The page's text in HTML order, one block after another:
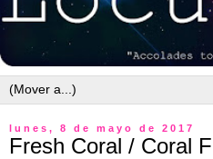
lunes, 8 de mayo de 2017
Fresh Coral / Coral